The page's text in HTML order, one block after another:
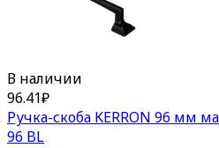
В наличии
96.41₽
Ручка-скоба KERRON 96 мм
96 BL